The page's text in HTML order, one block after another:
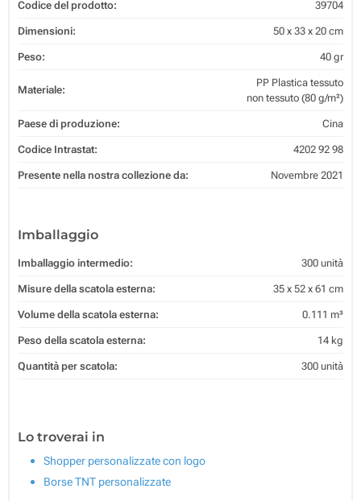
Codice del prodotto: 39704
Dimensioni: 50 x 33 x 20 cm
Peso: 40 gr
Materiale:
PP Plastica tessuto
non tessuto (80 g/m²)
Paese di produzione: Cina
Codice Intrastat: 4202 92 98
Presente nella nostra collezione da: Novembre 2021
Imballaggio
Imballaggio intermedio: 300 unità
Misure della scatola esterna: 35 x 52 x 61 cm
Volume della scatola esterna: 0.111 m³
Peso della scatola esterna: 14 kg
Quantità per scatola: 300 unità
Lo troverai in
Shopper personalizzate con logo
Borse TNT personalizzate